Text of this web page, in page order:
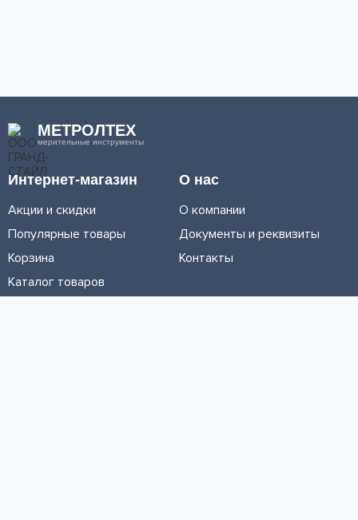
МЕТРОЛТЕХ
мерительные инструменты
Интернет-магазин
Акции и скидки
Популярные товары
Корзина
Каталог товаров
О нас
О компании
Документы и реквизиты
Контакты